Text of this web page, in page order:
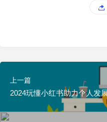
上一篇
2024玩懂小红书助力个人发